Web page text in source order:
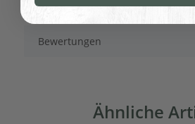
Bewertungen
Ähnliche